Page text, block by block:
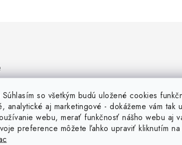
Súhlasím so všetkým budú uložené cookies
analytické aj marketingové - dokážeme vám tak
webu, merať funkčnosť nášho webu aj
preference môžete ľahko upraviť kliknutím na